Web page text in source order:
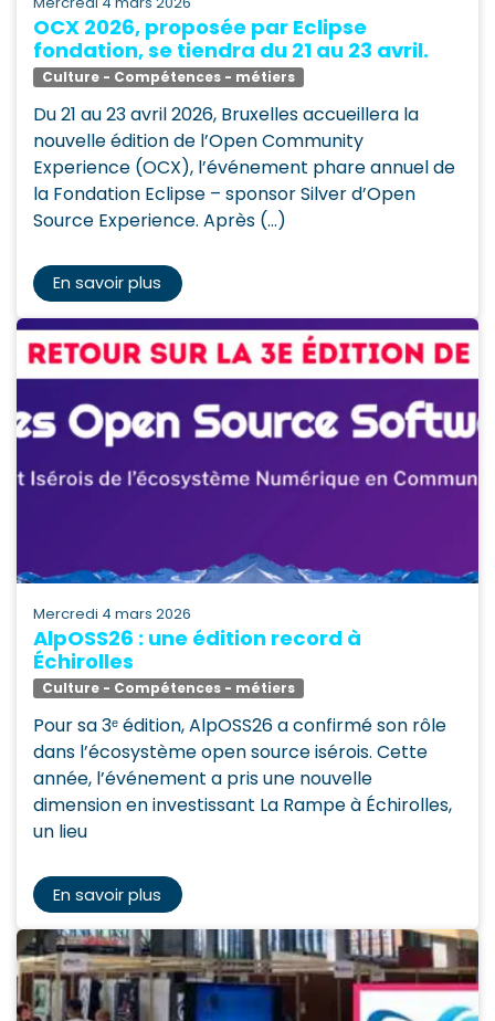
OCX 2026, proposée par Eclipse
fondation, se tiendra du 21 au 23 avril.
Culture - Compétences - métiers
Du 21 au 23 avril 2026, Bruxelles accueillera la
nouvelle édition de l’Open Community
Experience (OCX), l’événement phare annuel de
la Fondation Eclipse – sponsor Silver d’Open
Source Experience. Après (...)
En savoir plus
mercredi 4 mars 2026
AlpOSS26 : une édition record à
Échirolles
Culture - Compétences - métiers
Pour sa 3ᵉ édition, AlpOSS26 a confirmé son rôle
dans l’écosystème open source isérois. Cette
année, l’événement a pris une nouvelle
dimension en investissant La Rampe à Échirolles,
un lieu
En savoir plus